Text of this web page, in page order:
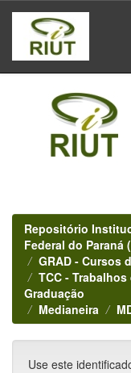
Skip
navigation
Repositório
Federal do Paraná
GRAD - Cursos
TCC -
Graduação
Medianeira
Use este